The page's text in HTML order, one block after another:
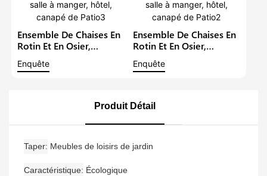
Ensemble De Chaises En
Rotin Et En Osier,
Avec Pouf,
Hôtel, Canapé De Patio3
Enquête
Ensemble De Chaises En
Rotin Et En Osier,
Avec Pouf,
Hôtel, Canapé De Patio2
Enquête
Produit Détail
Taper Meubles de loisirs de jardin
Caractéristique Écologique